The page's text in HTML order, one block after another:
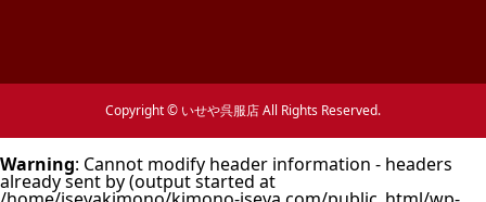
Copyright © いせや呉服店 All Rights Reserved.
Warning: Cannot modify header information - headers
already sent by (output started at